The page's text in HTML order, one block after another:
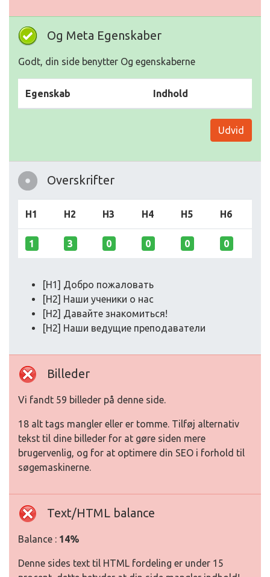
Og Meta Egenskaber
Godt, din side benytter Og egenskaberne
Egenskab Indhold
Udvid
Overskrifter
H1 H2 H3 H4 H5 H6
1 3 0 0 0 0
[H1] Добро пожаловать
[H2] Наши ученики о нас
[H2] Давайте знакомиться!
[H2] Наши ведущие преподаватели
Billeder
Vi fandt 59 billeder på denne side.
18 alt tags mangler eller er tomme. Tilføj alternativ
tekst til dine billeder for at gøre siden mere
brugervenlig, og for at optimere din SEO i forhold til
søgemaskinerne.
Text/HTML balance
Balance : 14%
Denne sides text til HTML fordeling er under 15